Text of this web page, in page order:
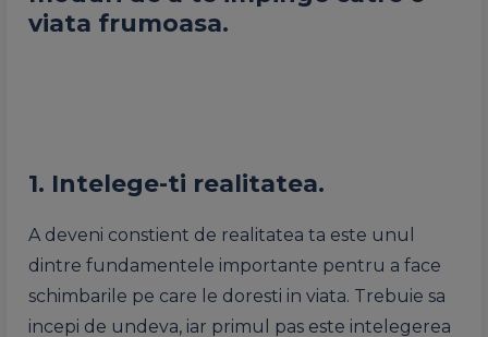
viata frumoasa.
1. Intelege-ti realitatea.
A deveni constient de realitatea ta este unul
dintre fundamentele importante pentru a face
schimbarile pe care le doresti in viata. Trebuie sa
incepi de undeva, iar primul pas este intelegerea